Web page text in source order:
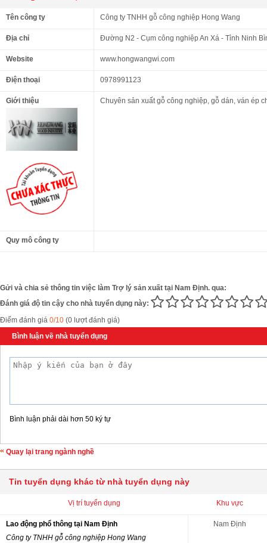
Tên công ty Công ty TNHH gỗ công nghiệp Hong Wang
Địa chỉ Đường N2 - Cụm công nghiệp An Xá - Tỉnh Ninh
Website www.hongwangwi.com
Điện thoại 0978991123
Giới thiệu Chuyên sản xuất gỗ công nghiệp, gỗ dán, ván ép
Quy mô công ty
Gửi và chia sẻ thông tin việc làm Trợ lý sản xuất tại Nam Định. qua:
Đánh giá độ tin cậy cho nhà tuyển dụng này:
Điểm đánh giá 0/10 (0 lượt đánh giá)
Bình luận về nhà tuyển dụng
Bình luận phải dài hơn 50 ký tự
Quay lại trang ngành nghề
Tin tuyển dụng khác từ nhà tuyển dụng này
Vị trí tuyển dụng Khu vực
Lao động phổ thông tại Nam Định
Công ty TNHH gỗ công nghiệp Hong Wang
Nam Định